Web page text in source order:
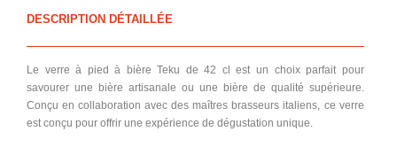
DESCRIPTION DÉTAILLÉE
Le verre à pied à bière Teku de 42 cl est un choix parfait pour
savourer une bière artisanale ou une bière de qualité supérieure.
Conçu en collaboration avec des maîtres brasseurs italiens, ce verre
est conçu pour offrir une expérience de dégustation unique.